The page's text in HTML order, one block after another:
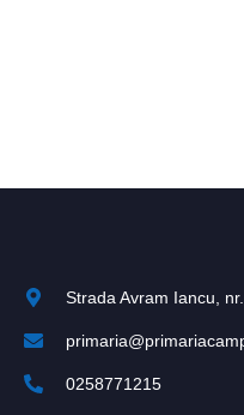
Strada Avram Iancu,
0258771215